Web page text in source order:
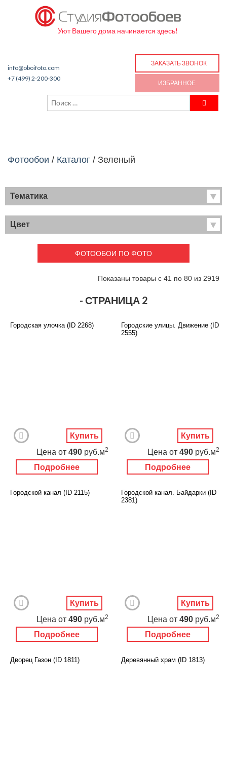
Уют Вашего дома начинается здесь!
info@oboifoto.com
+7 (499) 2-200-300
ЗАКАЗАТЬ ЗВОНОК
ИЗБРАННОЕ
Фотообои / Каталог / Зеленый
Тематика
Хиты продаж
Фрески
Детские
Карты
Перспектива
Города
Живопись
Животный мир
Еда и напитки
Архитектура
Цвет
ФОТООБОИ ПО ФОТО
Показаны товары с 41 по 80 из 2919
- СТРАНИЦА 2
Городская улочка (ID 2268)
Подробнее
Цена от 490 руб.м2
Купить
Городские улицы. Движение (ID
2555)
Подробнее
Цена от 490 руб.м2
Купить
Городской канал (ID 2115)
Подробнее
Цена от 490 руб.м2
Купить
Городской канал. Байдарки (ID
2381)
Подробнее
Цена от 490 руб.м2
Купить
Дворец Газон (ID 1811) Деревянный храм (ID 1813)